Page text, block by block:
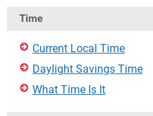
Time
Current Local Time
Daylight Savings Time
What Time Is It